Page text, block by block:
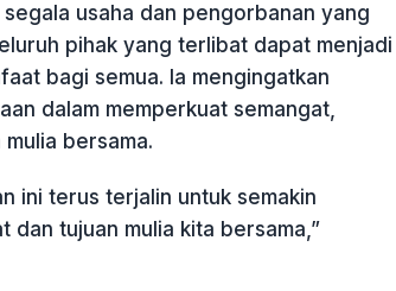
usaha dan pengorbanan yang
pihak yang terlibat dapat menjadi
bagi semua. Ia mengingatkan
dalam memperkuat semangat,
bersama.
ini terus terjalin untuk semakin
dan tujuan mulia kita bersama,”